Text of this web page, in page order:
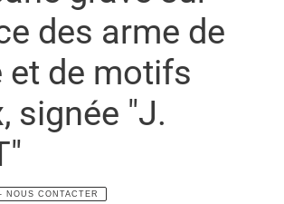
des arme de
et de motifs
signée "J.
NOUS CONTACTER